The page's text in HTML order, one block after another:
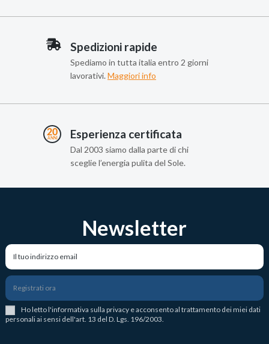
Spedizioni rapide
Spediamo in tutta italia entro 2 giorni
lavorativi. Maggiori info
Esperienza certificata
Dal 2003 siamo dalla parte di chi
sceglie l’energia pulita del Sole.
Newsletter
Registrati ora
Ho letto l'informativa sulla privacy e acconsento al trattamento dei miei dati
personali ai sensi dell'art. 13 del D. Lgs. 196/2003.